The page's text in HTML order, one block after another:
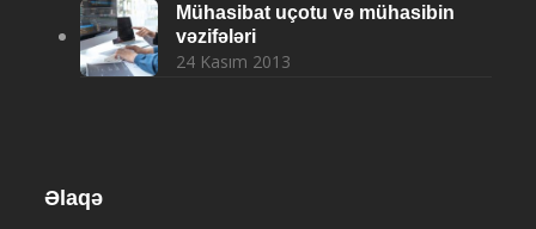
Mühasibat uçotu və mühasibin
vəzifələri
24 Kasım 2013
Əlaqə